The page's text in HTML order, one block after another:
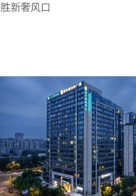
新奢风口